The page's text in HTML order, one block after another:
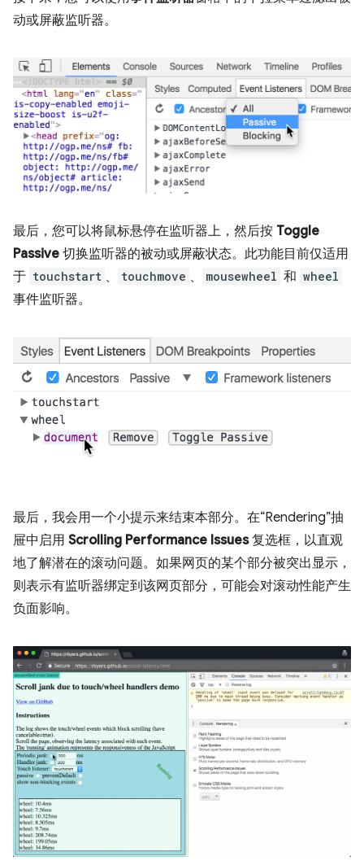
动或屏蔽监听器。
最后，您可以将鼠标悬停在监听器上，然后按 Toggle
Passive 切换监听器的被动或屏蔽状态。此功能目前仅适用
于 touchstart 、 touchmove 、 mousewheel 和 wheel
事件监听器。
最后，我会用一个小提示来结束本部分。在“Rendering”抽
屉中启用 Scrolling Performance Issues复选框，以直观
地了解潜在的滚动问题。如果网页的某个部分被突出显示，
则表示有监听器绑定到该网页部分，可能会对滚动性能产生
负面影响。